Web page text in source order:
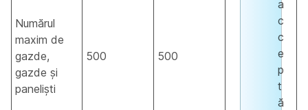
Numărul
maxim de
gazde,
gazde și
paneliști
500 500
a
c
c
e
p
t
ă